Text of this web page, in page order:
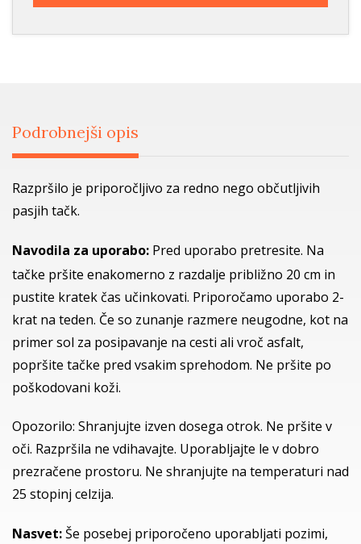
Podrobnejši opis
Razpršilo je priporočljivo za redno nego občutljivih
pasjih tačk.
Navodila za uporabo: Pred uporabo pretresite. Na
tačke pršite enakomerno z razdalje približno 20 cm in
pustite kratek čas učinkovati. Priporočamo uporabo 2-
krat na teden. Če so zunanje razmere neugodne, kot na
primer sol za posipavanje na cesti ali vroč asfalt,
popršite tačke pred vsakim sprehodom. Ne pršite po
poškodovani koži.
Opozorilo: Shranjujte izven dosega otrok. Ne pršite v
oči. Razpršila ne vdihavajte. Uporabljajte le v dobro
prezračene prostoru. Ne shranjujte na temperaturi nad
25 stopinj celzija.
Nasvet:Še posebej priporočeno uporabljati pozimi,